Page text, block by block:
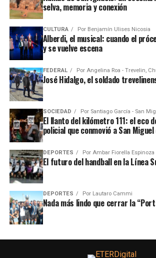
selva, memoria y conexión
CULTURA Por Benjamín Ulises Nicosia
Alberdi, el musical: cuando el
y se vuelve escena
FEDERAL Por Angelina Roa - Trevelin,
José Hidalgo, el soldado
SOCIEDAD Por Santiago García - San
El llanto del kilómetro 111: el eco
policial que conmovió a San
DEPORTES Por Ambar Fiorella Espinoza
El futuro del handball en la Línea
DEPORTES Por Lautaro Cammi
Nada más lindo que cerrar la